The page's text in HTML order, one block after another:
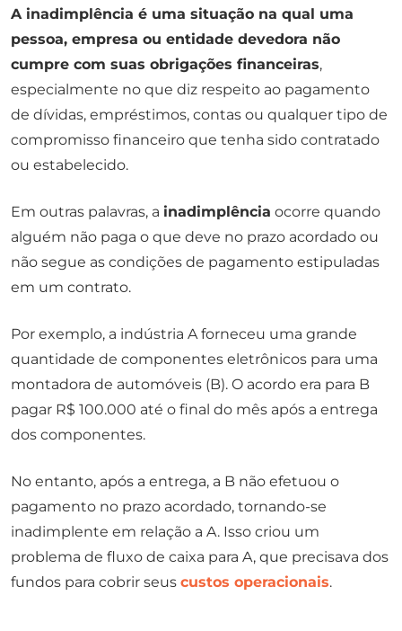
A inadimplência é uma situação na qual uma
pessoa, empresa ou entidade devedora não
cumpre com suas obrigações financeiras,
especialmente no que diz respeito ao pagamento
de dívidas, empréstimos, contas ou qualquer tipo de
compromisso financeiro que tenha sido contratado
ou estabelecido.
Em outras palavras, a inadimplência ocorre quando
alguém não paga o que deve no prazo acordado ou
não segue as condições de pagamento estipuladas
em um contrato.
Por exemplo, a indústria A forneceu uma grande
quantidade de componentes eletrônicos para uma
montadora de automóveis (B). O acordo era para B
pagar R$ 100.000 até o final do mês após a entrega
dos componentes.
No entanto, após a entrega, a B não efetuou o
pagamento no prazo acordado, tornando-se
inadimplente em relação a A. Isso criou um
problema de fluxo de caixa para A, que precisava dos
fundos para cobrir seus custos operacionais.